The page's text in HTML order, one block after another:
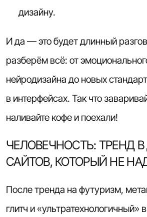
дизайну.
И да — это будет длинный
разберём всё: от
нейродизайна до новых
в интерфейсах. Так что
наливайте кофе и поехали!
ЧЕЛОВЕЧНОСТЬ: ТРЕНД
САЙТОВ, КОТОРЫЙ НЕ
После тренда на футуризм,
глитч и «ультратехнологичный»